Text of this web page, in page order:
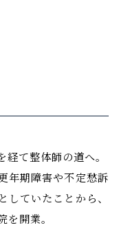
て整体師の道へ。
年期障害や不定愁訴
していたことから、
を開業。